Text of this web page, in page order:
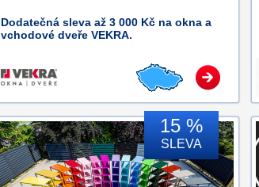
Dodatečná sleva až 3 000 Kč na okna a
vchodové dveře VEKRA.
15 %
SLEVA